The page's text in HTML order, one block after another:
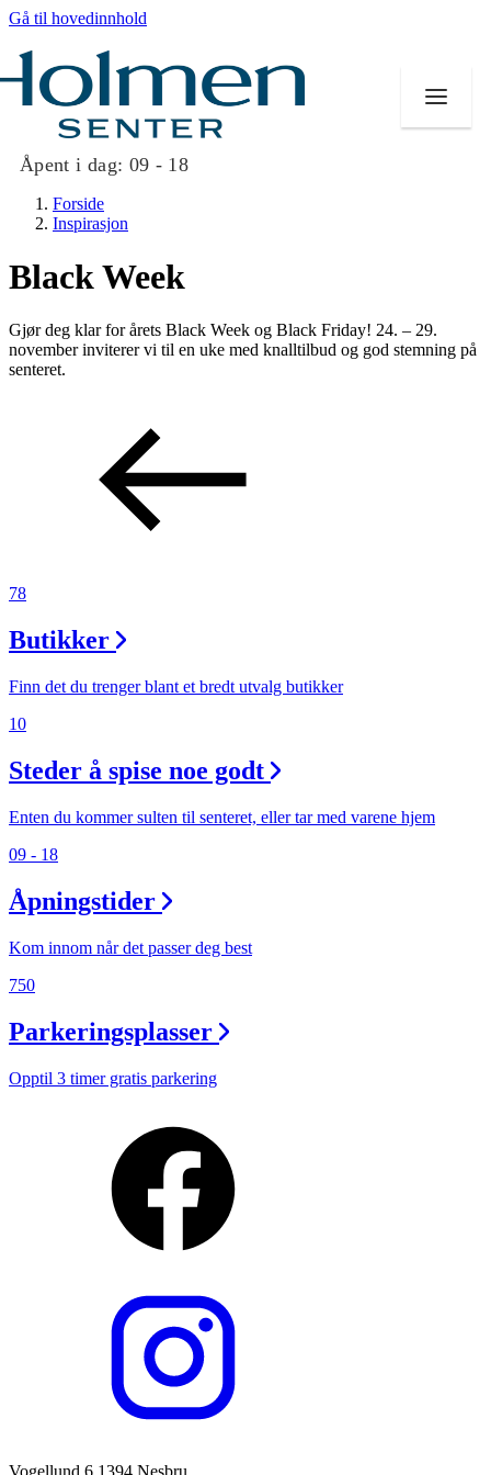
Gå til hovedinnhold
Åpent i dag: 09 - 18
Mat og drikke
Aktiviteter
Tilbud
Inspirasjon
Ledige stillinger
Magasin
Finn frem
Forside
Inspirasjon
Black Week
Gjør deg klar for årets Black Week og Black Friday! 24. – 29.
november inviterer vi til en uke med knalltilbud og god stemning på
senteret.
78
Butikker
Finn det du trenger blant et bredt utvalg butikker
10
Steder å spise noe godt
Enten du kommer sulten til senteret, eller tar med varene hjem
09 - 18
Åpningstider
Kom innom når det passer deg best
750
Parkeringsplasser
Opptil 3 timer gratis parkering
Vogellund 6 1394 Nesbru